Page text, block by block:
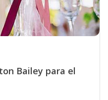
Bailey para el